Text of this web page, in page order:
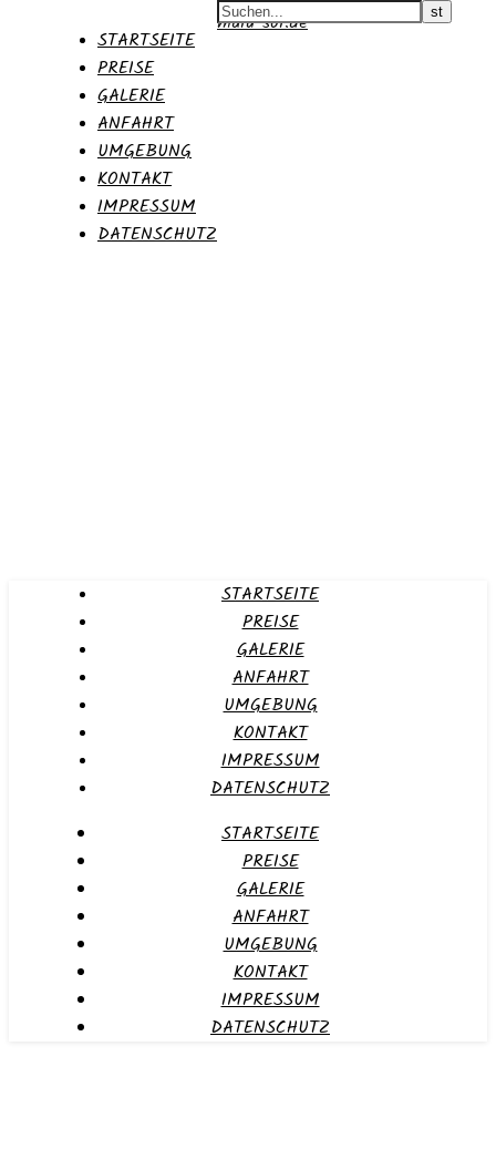
STARTSEITE
PREISE
GALERIE
ANFAHRT
UMGEBUNG
KONTAKT
IMPRESSUM
DATENSCHUTZ
malu-sol.de
STARTSEITE
PREISE
GALERIE
ANFAHRT
UMGEBUNG
KONTAKT
IMPRESSUM
DATENSCHUTZ
STARTSEITE
PREISE
GALERIE
ANFAHRT
UMGEBUNG
KONTAKT
IMPRESSUM
DATENSCHUTZ